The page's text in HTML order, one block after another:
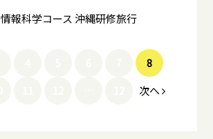
情報科学コース 沖縄研修旅行
8
次へ